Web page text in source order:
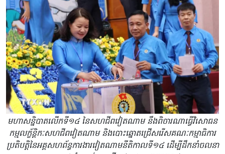
មហាសន្និបាតលើកទី១៤ នៃសហជីពវៀតណាម នឹងពិចារណាធ្វើវិសោធន
កម្មលក្ខ័ន្តិកៈសហជីពវៀតណាម និងបោះឆ្នោតជ្រើសរើសគណៈកម្មាធិការ
ប្រតិបត្តិនៃអគ្គសហព័ន្ធការងារវៀតណាមនីតិកាលទី១៤ ដើម្បីដឹកនាំចលនា